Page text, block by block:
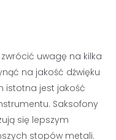
uwagę na kilka
na jakość dźwięku
istotna jest jakość
Saksofony
się lepszym
stopów metali.